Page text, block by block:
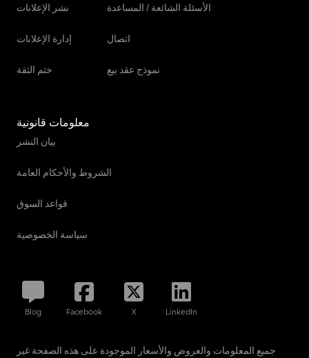
نشر الإعلانات
إدارة الإعلانات
ختم الثقة
الأسئلة الشائعة / المساعدة
اتصال
نموذج عقد بيع
معلومات قانونية
بيان النشر
الشروط والأحكام العامة
قواعد السوق
سياسة الخصوصية
Blog Facebook X LinkedIn
جميع المعلومات والعروض والأسعار الموجودة على هذه الصفحة غير